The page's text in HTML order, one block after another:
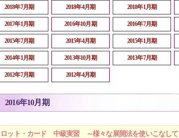
2018年7月期 2018年4月期 2018年1月期
2017年1月期 2016年10月期 2016年7月期
2015年7月期 2015年4月期 2015年1月期
2014年1月期 2013年10月期 2013年7月期
2012年7月期 2012年4月期
2016年10月期
ロット・カード 中級実習 ～様々な展開法を使いこなして